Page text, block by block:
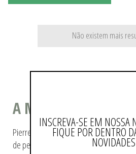
Não existem mais
A MODA COMO
Pierre Cardin ajudou a tecer a história
de pensá-la e de reproduzi-la.
INSCREVA-SE EM NOSSA
FIQUE POR DENTRO
NOVIDADES